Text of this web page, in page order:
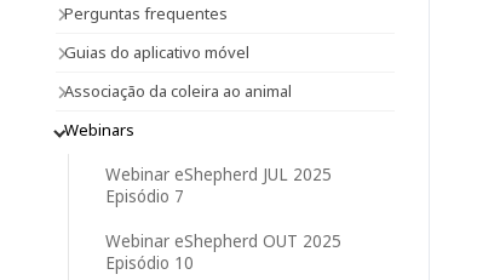
Perguntas frequentes
Guias do aplicativo móvel
Associação da coleira ao animal
Webinars
Webinar eShepherd JUL 2025
Episódio 7
Webinar eShepherd OUT 2025
Episódio 10